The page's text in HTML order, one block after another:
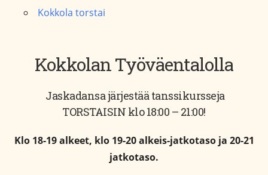
Kokkola torstai
Kokkolan Työväentalolla
Jaskadansa järjestää tanssikursseja
TORSTAISIN klo 18:00 – 21:00!
Klo 18-19 alkeet, klo 19-20 alkeis-jatkotaso ja 20-21
jatkotaso.